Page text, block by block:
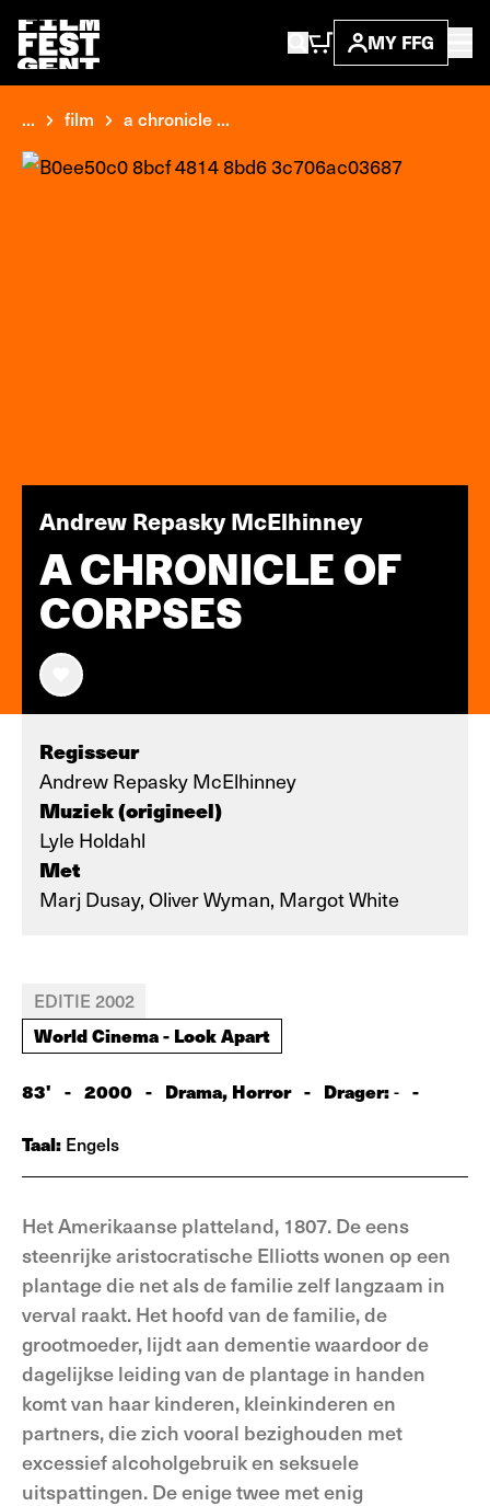
MY FFG
... film a chronicle ...
Andrew Repasky McElhinney
A CHRONICLE OF
CORPSES
Regisseur
Andrew Repasky McElhinney
Muziek (origineel)
Lyle Holdahl
Met
Marj Dusay, Oliver Wyman, Margot White
EDITIE 2002
World Cinema - Look Apart
83' - 2000 - Drama, Horror - Drager:- -
Taal: Engels
Het Amerikaanse platteland, 1807. De eens
steenrijke aristocratische Elliotts wonen op een
plantage die net als de familie zelf langzaam in
verval raakt. Het hoofd van de familie, de
grootmoeder, lijdt aan dementie waardoor de
dagelijkse leiding van de plantage in handen
komt van haar kinderen, kleinkinderen en
partners, die zich vooral bezighouden met
excessief alcoholgebruik en seksuele
uitspattingen. De enige twee met enig